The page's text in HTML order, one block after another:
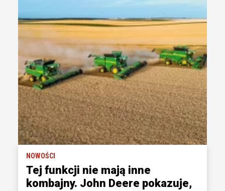
NOWOŚCI
Tej funkcji nie mają inne
kombajny. John Deere pokazuje,